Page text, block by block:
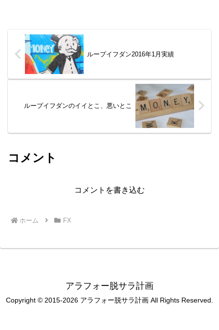
ループイフダン2016年1月実績
ループイフダンのイイとこ、悪いとこ
コメント
コメントを書き込む
ホーム FX
アラフォー脱サラ計画
Copyright © 2015-2026 アラフォー脱サラ計画 All Rights Reserved.